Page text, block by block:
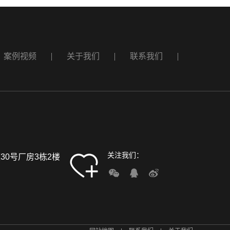
案例视频 关于我们 联系我们
号厂房3栋2楼 关注我们：